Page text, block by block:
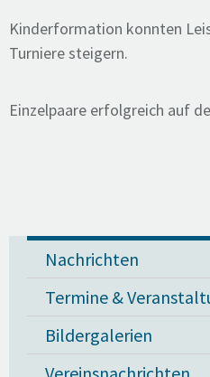
Kinderformation konnten
Turniere steigern.
Einzelpaare erfolgreich auf
Nachrichten
Termine &
Bildergalerien